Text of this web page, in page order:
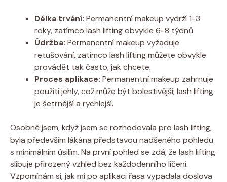
Délka trvání: Permanentní makeup vydrží 1-3
roky, zatímco lash lifting obvykle 6-8 týdnů.
Údržba: Permanentní makeup vyžaduje
retušování, zatímco lash lifting můžete obvykle
provádět tak často, jak chcete.
Proces aplikace: Permanentní makeup zahrnuje
použití jehly, což může být bolestivější; lash lifting
je šetrnější a rychlejší.
Osobně jsem, když jsem se rozhodovala pro lash lifting,
byla především lákána představou nadšeného pohledu
s minimálním úsilím. Na první pohled se zdá, že lash lifting
slibuje přirozený vzhled bez každodenního líčení.
Vzpomínám si, jak mi po aplikaci řasa vypadala doslova